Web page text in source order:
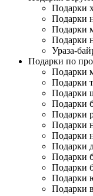
Подарки
Подарки
Подарки
Подарки
Ураза-
Подарки по
Подарки
Подарки
Подарки
Подарки
Подарки
Подарки
Подарки
Подарки
Подарки
Подарки
Подарки
Подарки